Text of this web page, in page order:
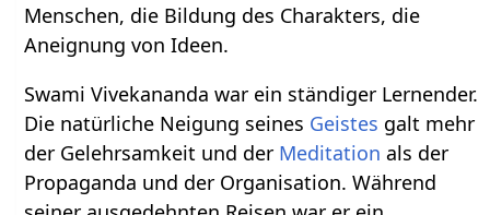
Menschen, die Bildung des Charakters, die
Aneignung von Ideen.
Swami Vivekananda war ein ständiger Lernender.
Die natürliche Neigung seines Geistes galt mehr
der Gelehrsamkeit und der Meditation als der
Propaganda und der Organisation. Während